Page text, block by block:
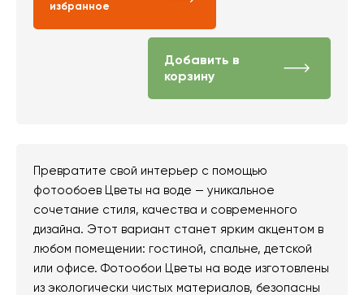
избранное
Добавить в
корзину
Превратите свой интерьер с помощью
фотообоев Цветы на воде — уникальное
сочетание стиля, качества и современного
дизайна. Этот вариант станет ярким акцентом в
любом помещении: гостиной, спальне, детской
или офисе. Фотообои Цветы на воде изготовлены
из экологически чистых материалов, безопасны